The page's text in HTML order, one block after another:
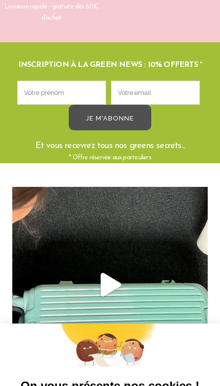
Livraison rapide - gratuite dès 60€
d'achat
INSCRIPTION À LA GREEN NEWS : 10% OFFERTS *
Et vous recevrez tous nos greens secrets...
* Offre réservée aux particuliers